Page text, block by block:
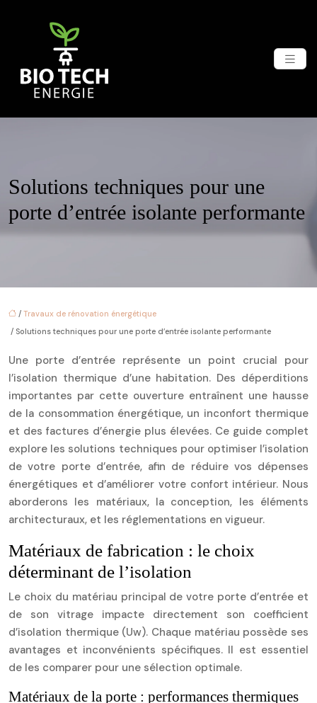
Solutions techniques pour une
porte d’entrée isolante performante
/ Travaux de rénovation énergétique
/ Solutions techniques pour une porte d’entrée isolante performante
Une porte d’entrée représente un point crucial pour
l’isolation thermique d’une habitation. Des déperditions
importantes par cette ouverture entraînent une hausse
de la consommation énergétique, un inconfort thermique
et des factures d’énergie plus élevées. Ce guide complet
explore les solutions techniques pour optimiser l’isolation
de votre porte d’entrée, afin de réduire vos dépenses
énergétiques et d’améliorer votre confort intérieur. Nous
aborderons les matériaux, la conception, les éléments
architecturaux, et les réglementations en vigueur.
Matériaux de fabrication : le choix
déterminant de l’isolation
Le choix du matériau principal de votre porte d’entrée et
de son vitrage impacte directement son coefficient
d’isolation thermique (Uw). Chaque matériau possède ses
avantages et inconvénients spécifiques. Il est essentiel
de les comparer pour une sélection optimale.
Matériaux de la porte : performances thermiques